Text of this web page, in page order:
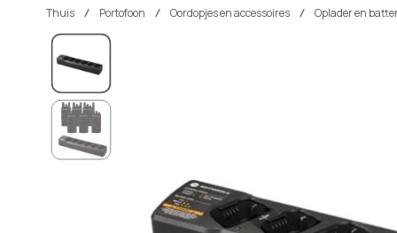
Thuis portofoon Oordopjes en accessoires Oplader en
Ga
naar
einde
van
afbeeldingen-
gallerij